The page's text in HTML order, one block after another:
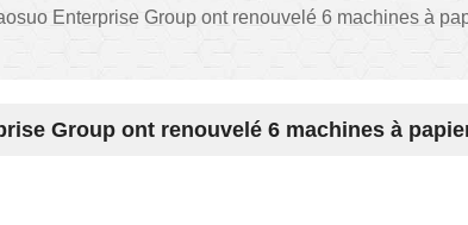
Enterprise Group ont renouvelé 6 machines à
Group ont renouvelé 6 machines à